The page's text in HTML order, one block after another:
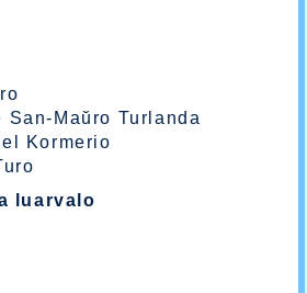
San-Maŭro Turlanda
Kormerio
luarvalo